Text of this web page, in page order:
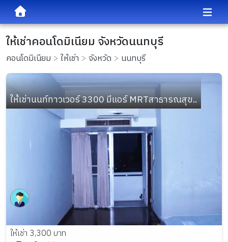
ให้เช่าคอนโดมิเนียม จังหวัดนนทบุรี
คอนโดมิเนียม ให้เช่า จังหวัด นนทบุรี
ให้เช่านนท์ทาวเวอร์ 3300 มีแอร์ MRTสาธารณสุข..
ให้เช่า 3,300 บาท